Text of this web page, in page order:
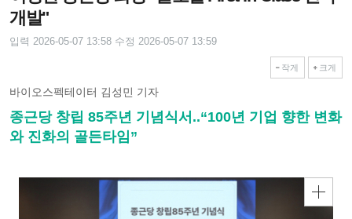
개발"
입력 2026-05-07 13:58 수정 2026-05-07 13:59
작게 크게
바이오스펙테이터 김성민 기자
종근당 창립 85주년 기념식서..“100년 기업 향한 변화
와 진화의 골든타임”